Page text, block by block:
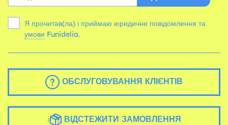
Я прочитав(ла) і приймаю юридичне повідомлення та
умови Funidelia.
ОБСЛУГОВУВАННЯ КЛІЄНТІВ
ВІДСТЕЖИТИ ЗАМОВЛЕННЯ